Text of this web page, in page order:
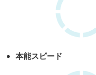
本能スピード